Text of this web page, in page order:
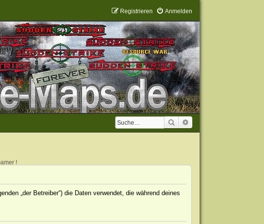
Anmelden
Registrieren
Suche
!
„der Betreiber“) die Daten verwendet, die während deines